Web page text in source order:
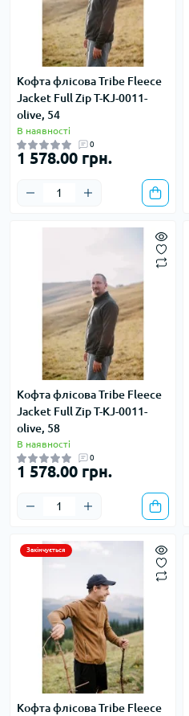
Кофта флісова Tribe Fleece
Jacket Full Zip T-KJ-0011-
olive, 54
В наявності
0
1 578.00 грн.
Кофта флісова Tribe Fleece
Jacket Full Zip T-KJ-0011-
olive, 58
В наявності
0
1 578.00 грн.
Закінчується
Кофта флісова Tribe Fleece